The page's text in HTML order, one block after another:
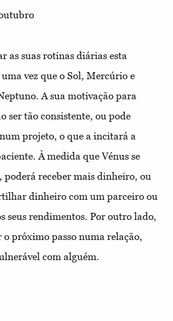
as suas rotinas diárias esta
vez que o Sol, Mercúrio e
A sua motivação para
ser tão consistente, ou pode
projeto, o que a incitará a
À medida que Vénus se
receber mais dinheiro, ou
dinheiro com um parceiro ou
seus rendimentos. Por outro lado,
próximo passo numa relação,
com alguém.